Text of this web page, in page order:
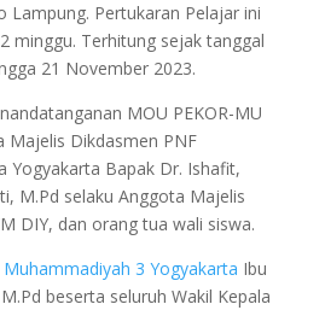
Lampung. Pertukaran Pelajar ini
minggu. Terhitung sejak tanggal
21 November 2023.
MOU PEKOR-MU
Majelis Dikdasmen PNF
Yogyakarta Bapak Dr. Ishafit,
M.Pd selaku Anggota Majelis
DIY, dan orang tua wali siswa.
Muhammadiyah 3 Yogyakarta Ibu
beserta seluruh Wakil Kepala